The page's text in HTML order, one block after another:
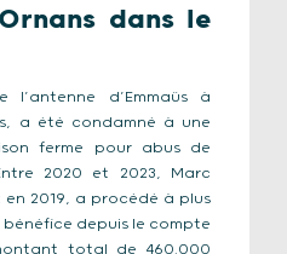
dans le
l’antenne d’Emmaüs à
a été condamné à une
ferme pour abus de
2020 et 2023, Marc
2019, a procédé à plus
bénéfice depuis le compte
total de 460.000